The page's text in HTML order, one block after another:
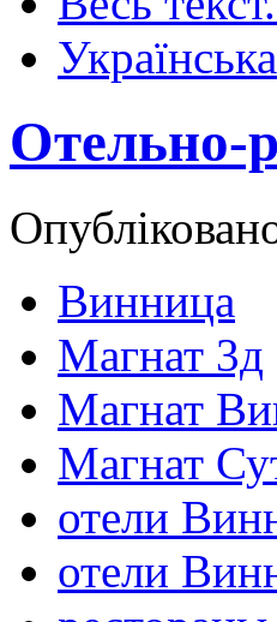
Українська
Отельно-
Винница
Магнат 3д
Магнат
Магнат
отели
отели